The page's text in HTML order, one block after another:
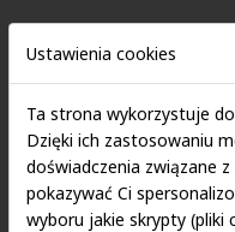
Dni Otwarte pod
Ustawienia cookies
Ta strona wykorzystuje
Dzięki ich zastosowaniu
doświadczenia związane
pokazywać Ci
wyboru jakie skrypty (pliki